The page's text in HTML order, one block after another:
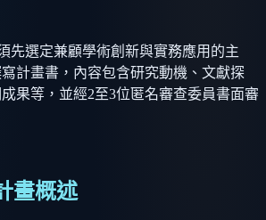
先選定兼顧學術創新與實務應用的主
計畫書，內容包含研究動機、文獻探
果等，並經2至3位匿名審查委員書面審
畫概述